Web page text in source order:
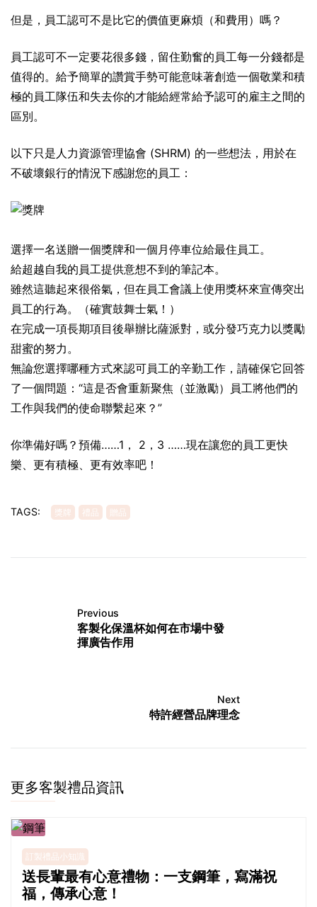
但是，員工認可不是比它的價值更麻煩（和費用）嗎？
員工認可不一定要花很多錢，留住勤奮的員工每一分錢都是
值得的。給予簡單的讚賞手勢可能意味著創造一個敬業和積
極的員工隊伍和失去你的才能給經常給予認可的雇主之間的
區別。
以下只是人力資源管理協會 (SHRM) 的一些想法，用於在
不破壞銀行的情況下感謝您的員工：
選擇一名送贈一個獎牌和一個月停車位給最住員工。
給超越自我的員工提供意想不到的筆記本。
雖然這聽起來很俗氣，但在員工會議上使用獎杯來宣傳突出
員工的行為。（確實鼓舞士氣！）
在完成一項長期項目後舉辦比薩派對，或分發巧克力以獎勵
甜蜜的努力。
無論您選擇哪種方式來認可員工的辛勤工作，請確保它回答
了一個問題：“這是否會重新聚焦（並激勵）員工將他們的
工作與我們的使命聯繫起來？”
你準備好嗎？預備……1， 2，3 ……現在讓您的員工更快
樂、更有積極、更有效率吧！
TAGS: 獎牌 禮品 贈品
Previous
客製化保溫杯如何在市場中發
揮廣告作用
Next
特許經營品牌理念
更多客製禮品資訊
訂製禮品小知識
送長輩最有心意禮物：一支鋼筆，寫滿祝
福，傳承心意！